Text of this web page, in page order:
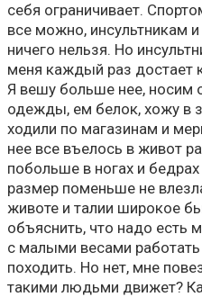
себя ограничивает.
все можно, инсультникам
ничего нельзя. Но
меня каждый раз достает
Я вешу больше нее, носим
одежды, ем белок, хожу в
ходили по магазинам и
нее все въелось в живот
побольше в ногах и
размер поменьше не
животе и талии широкое
объяснить, что надо есть
с малыми весами
походить. Но нет, мне
такими людьми движет?